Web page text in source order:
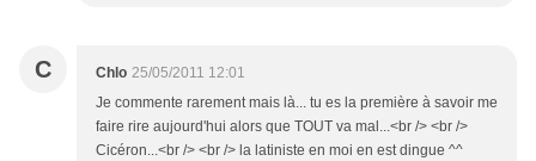
C Chlo 25/05/2011 12:01
Je commente rarement mais là... tu es la première à savoir me
faire rire aujourd'hui alors que TOUT va mal...<br /> <br />
Cicéron...<br /> <br /> la latiniste en moi en est dingue ^^